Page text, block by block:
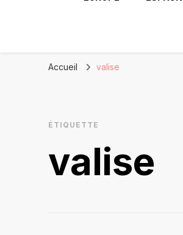
Accueil valise
ÉTIQUETTE
valise